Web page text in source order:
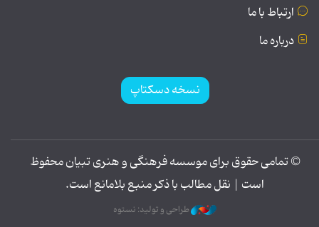
ارتباط با ما
درباره ما
نسخه دسکتاپ
© تمامی حقوق برای موسسه فرهنگی و هنری تبیان محفوظ
است | نقل مطالب با ذکر منبع بلامانع است.
طراحی و تولید: نستوه